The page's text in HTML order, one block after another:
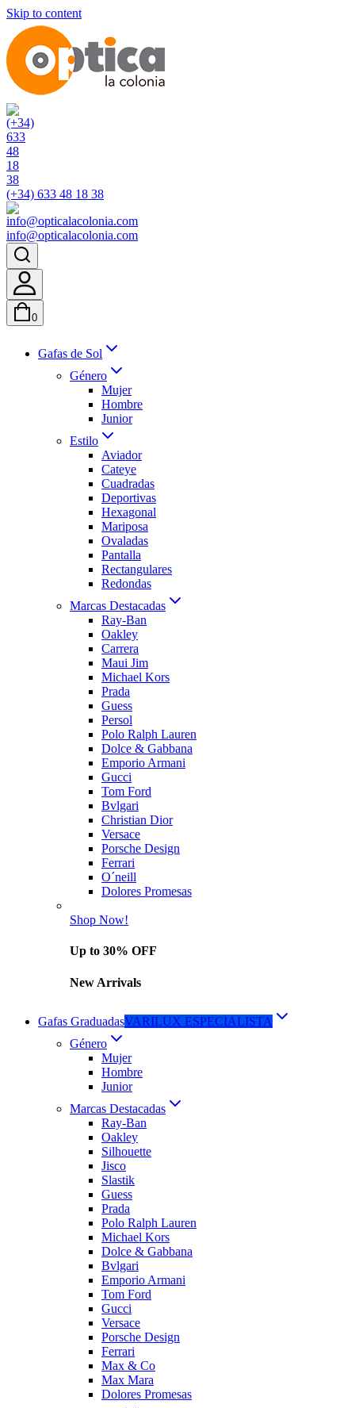
Skip to content
(+34) 633 48 18 38
info@opticalacolonia.com
0
Gafas de Sol
Género
Mujer
Hombre
Junior
Estilo
Aviador
Cateye
Cuadradas
Deportivas
Hexagonal
Mariposa
Ovaladas
Pantalla
Rectangulares
Redondas
Marcas Destacadas
Ray-Ban
Oakley
Carrera
Maui Jim
Michael Kors
Prada
Guess
Persol
Polo Ralph Lauren
Dolce & Gabbana
Emporio Armani
Gucci
Tom Ford
Bvlgari
Christian Dior
Versace
Porsche Design
Ferrari
O´neill
Dolores Promesas
Shop Now!
Up to 30% OFF
New Arrivals
Gafas GraduadasVARILUX ESPECIALISTA
Género
Mujer
Hombre
Junior
Marcas Destacadas
Ray-Ban
Oakley
Silhouette
Jisco
Slastik
Guess
Prada
Polo Ralph Lauren
Michael Kors
Dolce & Gabbana
Bvlgari
Emporio Armani
Tom Ford
Gucci
Versace
Porsche Design
Ferrari
Max & Co
Max Mara
Dolores Promesas